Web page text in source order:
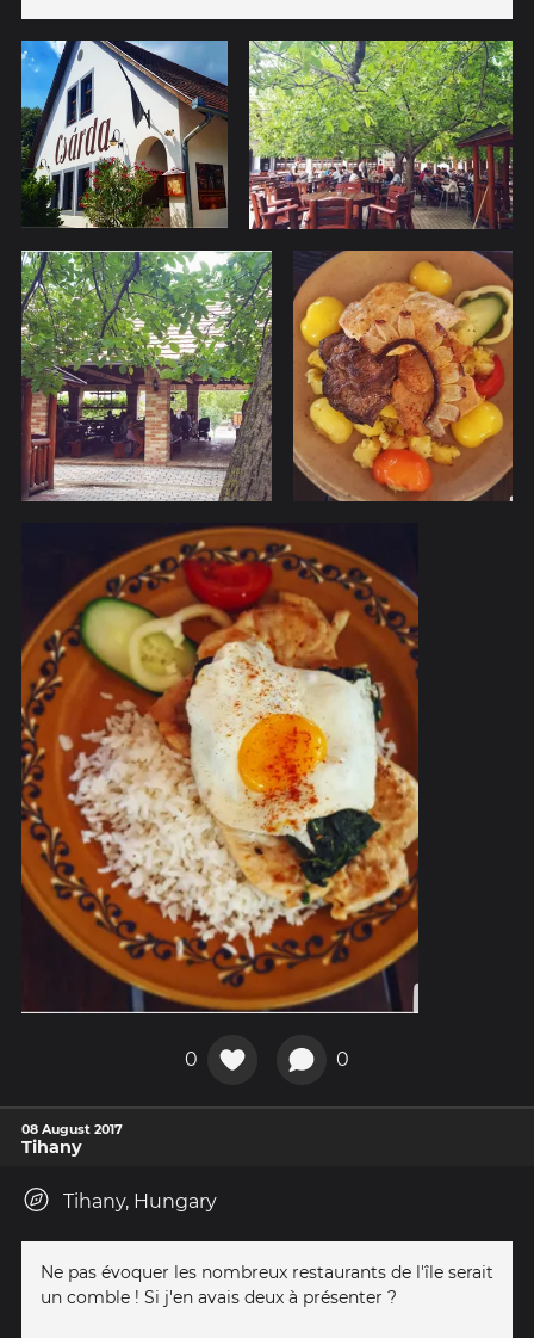
0 0
08 August 2017
Tihany
Tihany, Hungary
Ne pas évoquer les nombreux restaurants de l'île serait
un comble ! Si j'en avais deux à présenter ?